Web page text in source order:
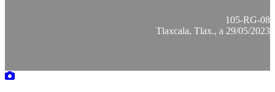
105-RG-08
Tlaxcala, Tlax., a 29/05/2023